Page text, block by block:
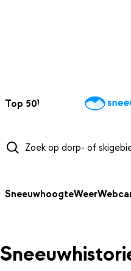
Top 50Webcams
SneeuwhoogteWeer